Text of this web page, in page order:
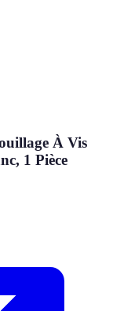
À Vis
1 Pièce